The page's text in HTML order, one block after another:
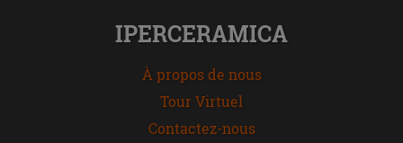
IPERCERAMICA
À propos de nous
Tour Virtuel
Contactez-nous